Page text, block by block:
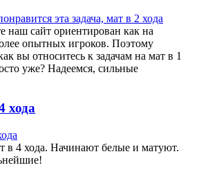
наш сайт ориентирован как на
опытных игроков. Поэтому
вы относитесь к задачам на мат в 1
уже? Надеемся, сильные
хода
в 4 хода. Начинают белые и матуют.